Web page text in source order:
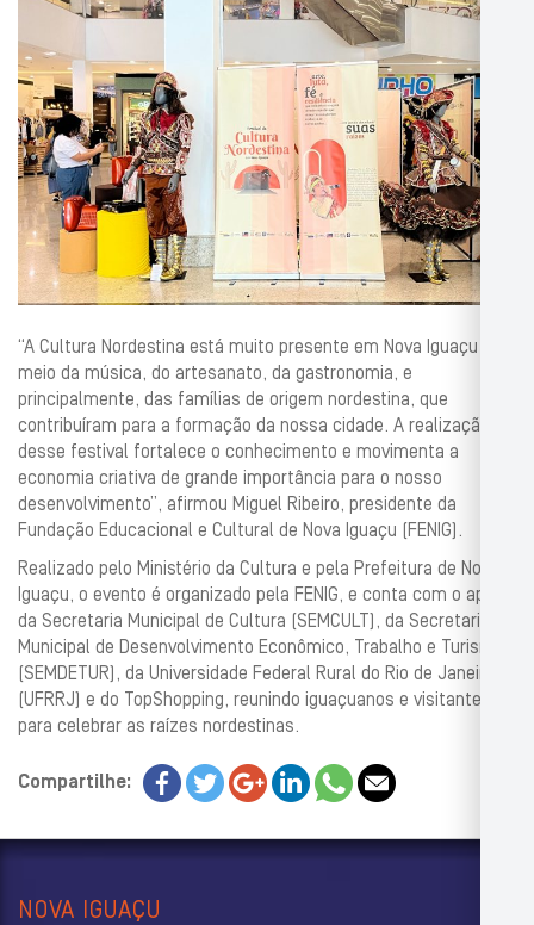
“A Cultura Nordestina está muito presente em Nova Iguaçu por
meio da música, do artesanato, da gastronomia, e
principalmente, das famílias de origem nordestina, que
contribuíram para a formação da nossa cidade. A realização
desse festival fortalece o conhecimento e movimenta a
economia criativa de grande importância para o nosso
desenvolvimento”, afirmou Miguel Ribeiro, presidente da
Fundação Educacional e Cultural de Nova Iguaçu (FENIG).
Realizado pelo Ministério da Cultura e pela Prefeitura de Nova
Iguaçu, o evento é organizado pela FENIG, e conta com o apoio
da Secretaria Municipal de Cultura (SEMCULT), da Secretaria
Municipal de Desenvolvimento Econômico, Trabalho e Turismo
(SEMDETUR), da Universidade Federal Rural do Rio de Janeiro
(UFRRJ) e do TopShopping, reunindo iguaçuanos e visitantes
para celebrar as raízes nordestinas.
Compartilhe:
NOVA IGUAÇU